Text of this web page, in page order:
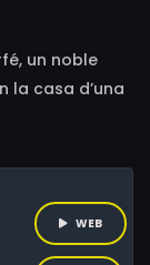
un noble
la casa d’una
WEB